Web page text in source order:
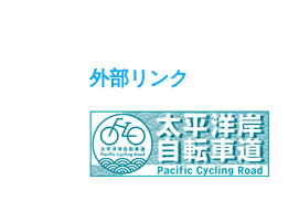
外部リンク